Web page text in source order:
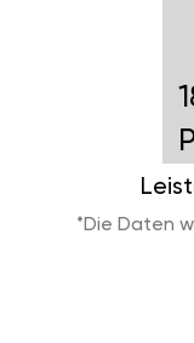
*Die Daten